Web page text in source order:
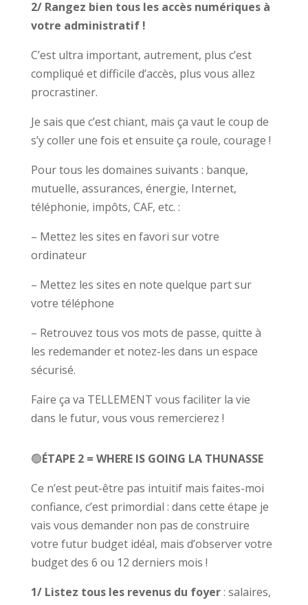
2/ Rangez bien tous les accès numériques à
votre administratif !
C’est ultra important, autrement, plus c’est
compliqué et difficile d’accès, plus vous allez
procrastiner.
Je sais que c’est chiant, mais ça vaut le coup de
s’y coller une fois et ensuite ça roule, courage !
Pour tous les domaines suivants : banque,
mutuelle, assurances, énergie, Internet,
téléphonie, impôts, CAF, etc. :
– Mettez les sites en favori sur votre
ordinateur
– Mettez les sites en note quelque part sur
votre téléphone
– Retrouvez tous vos mots de passe, quitte à
les redemander et notez-les dans un espace
sécurisé.
Faire ça va TELLEMENT vous faciliter la vie
dans le futur, vous vous remercierez !
🟢ÉTAPE 2 = WHERE IS GOING LA THUNASSE
Ce n’est peut-être pas intuitif mais faites-moi
confiance, c’est primordial : dans cette étape je
vais vous demander non pas de construire
votre futur budget idéal, mais d’observer votre
budget des 6 ou 12 derniers mois !
1/ Listez tous les revenus du foyer: salaires,